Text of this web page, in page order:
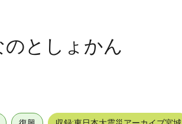
のとしょかん